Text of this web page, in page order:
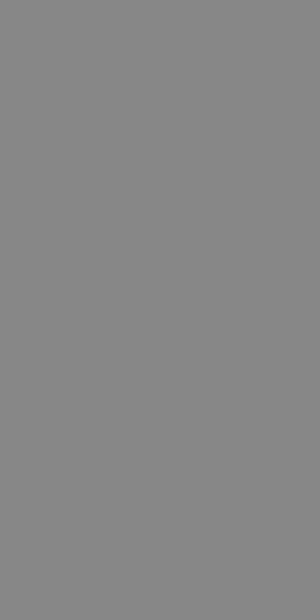
en el
de propósito
usa puede ser
es
para un
con casos
de
de adherencia
características de
del
no da como
sitios.
el
de
sitio. Registra
en
de
sean
del
sitios.
entre humanos
web, con el
el uso de su
esta cookie para
de
fines de
OpenX para
específicos.
en lugar
el sitio web y
es difícil.